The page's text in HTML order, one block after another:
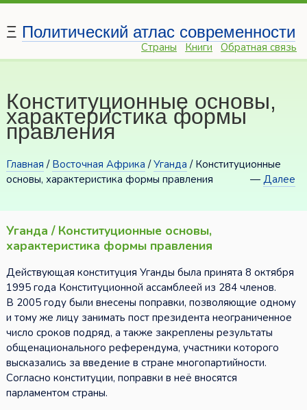
Ξ Политический атлас современности
Страны Книги Обратная связь
Конституционные основы,
характеристика формы
правления
Главная / Восточная Африка /Уганда / Конституционные
основы, характеристика формы правления
—Далее
Уганда / Конституционные основы,
характеристика формы правления
Действующая конституция Уганды была принята 8 октября
1995 года Конституционной ассамблеей из 284 членов.
В 2005 году были внесены поправки, позволяющие одному
и тому же лицу занимать пост президента неограниченное
число сроков подряд, а также закреплены результаты
общенационального референдума, участники которого
высказались за введение в стране многопартийности.
Согласно конституции, поправки в неё вносятся
парламентом страны.